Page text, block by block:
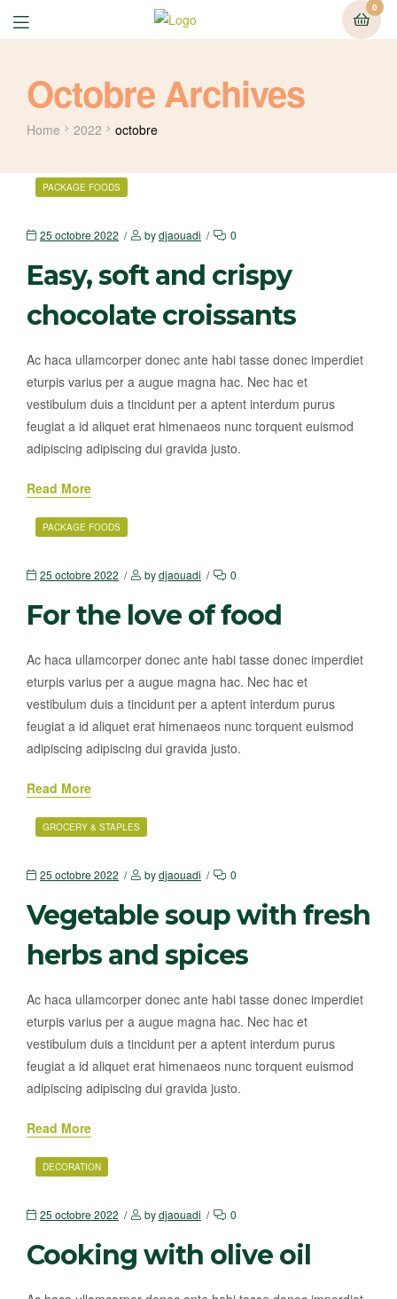
0
Octobre Archives
Home 2022 octobre
PACKAGE FOODS
25 octobre 2022 bydjaouadi 0
Easy, soft and crispy
chocolate croissants
Ac haca ullamcorper donec ante habi tasse donec imperdiet
eturpis varius per a augue magna hac. Nec hac et
vestibulum duis a tincidunt per a aptent interdum purus
feugiat a id aliquet erat himenaeos nunc torquent euismod
adipiscing adipiscing dui gravida justo.
Read More
PACKAGE FOODS
25 octobre 2022 bydjaouadi 0
For the love of food
Ac haca ullamcorper donec ante habi tasse donec imperdiet
eturpis varius per a augue magna hac. Nec hac et
vestibulum duis a tincidunt per a aptent interdum purus
feugiat a id aliquet erat himenaeos nunc torquent euismod
adipiscing adipiscing dui gravida justo.
Read More
GROCERY & STAPLES
25 octobre 2022 bydjaouadi 0
Vegetable soup with fresh
herbs and spices
Ac haca ullamcorper donec ante habi tasse donec imperdiet
eturpis varius per a augue magna hac. Nec hac et
vestibulum duis a tincidunt per a aptent interdum purus
feugiat a id aliquet erat himenaeos nunc torquent euismod
adipiscing adipiscing dui gravida justo.
Read More
DECORATION
25 octobre 2022 bydjaouadi 0
Cooking with olive oil